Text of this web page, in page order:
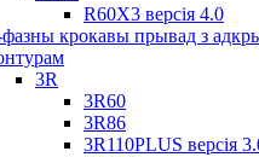
R60X3 версія 4.0
крокавы прывад з
3R
3R60
3R86
3R110PLUS версія